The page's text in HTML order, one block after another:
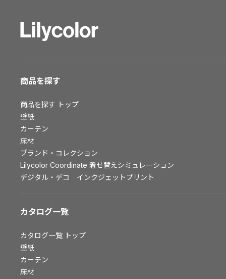
仙台ショールーム
お客様サポート
お客様サポート トップ
資料ダウンロード
画像ダウンロード
動画一覧
お手入れ便利帳
お役立ち資料
お問い合わせ（一般のお客様）
よくあるご質問
非住宅案件に関するお問い合わせ
商品を探す
商品を探す トップ
壁紙
カーテン
床材
ブランド・コレクション
Lilycolor Coordinate 着せ替えシミュレーション
デジタル・デコ インクジェットプリント
カタログ一覧
カタログ一覧 トップ
壁紙
カーテン
床材